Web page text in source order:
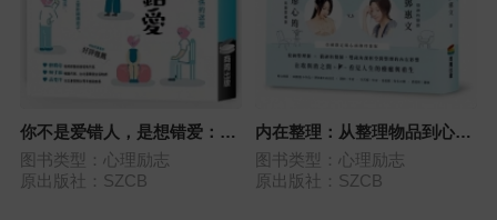
你不是爱错人，是想错爱：运
用REBT，从执着到觉察，解
开亲密关系的迷思
图书类型：心理励志
原出版社：SZCB
内在整理：从整理物品到心灵
归位的疗愈启示
图书类型：心理励志
原出版社：SZCB